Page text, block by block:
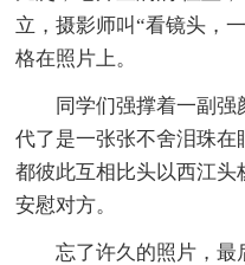
立，摄影师叫“看镜头，
格在照片上。
同学们强撑着一副强
代了是一张张不舍泪珠
都彼此互相比头以西江
安慰对方。
忘了许久的照片，最